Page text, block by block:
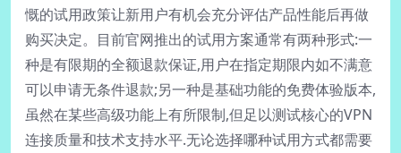
慨的试用政策让新用户有机会充分评估产品性能后再做
购买决定。目前官网推出的试用方案通常有两种形式:一
种是有限期的全额退款保证,用户在指定期限内如不满意
可以申请无条件退款;另一种是基础功能的免费体验版本,
虽然在某些高级功能上有所限制,但足以测试核心的VPN
连接质量和技术支持水平.无论选择哪种试用方式都需要